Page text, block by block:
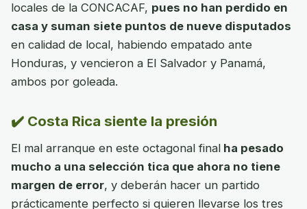
locales de la CONCACAF, pues no han perdido en
casa y suman siete puntos de nueve disputados
en calidad de local, habiendo empatado ante
Honduras, y vencieron a El Salvador y Panamá,
ambos por goleada.
✔️ Costa Rica siente la presión
El mal arranque en este octagonal final ha pesado
mucho a una selección tica que ahora no tiene
margen de error, y deberán hacer un partido
prácticamente perfecto si quieren llevarse los tres